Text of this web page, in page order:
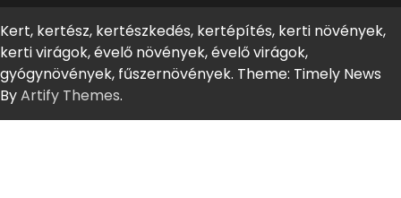
Kert, kertész, kertészkedés, kertépítés, kerti növények,
kerti virágok, évelő növények, évelő virágok,
gyógynövények, fűszernövények. Theme: Timely News
ByArtify Themes.